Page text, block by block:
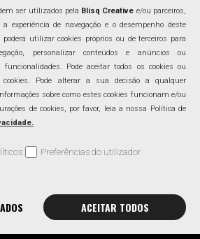
ser utilizados pela Blisq Creative e/ou parceiros,
experiência de navegação e o desempenho deste
utilizar cookies próprios ou de terceiros para
personalizar conteúdos e anúncios ou
Pode aceitar todos os cookies ou
Pode alterar a sua decisão a qualquer
sobre como estes cookies funcionam e/ou
de cookies, por favor, leia a nossa Política de
Preferências do utilizador
ACEITAR TODOS